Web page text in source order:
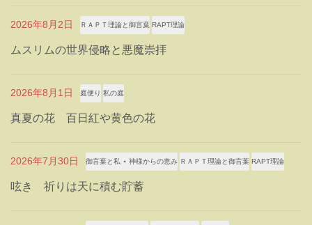
2026年8月2日 ＲＡＰＴ理論と御言葉 RAPT理論
ムスリムの世界侵略と悪魔崇拝
2026年8月1日 庭便り 私の庭
真夏の花 百日紅や黄色の花
2026年7月30日 御言葉と私 ⋆ 神様からの恵み ＲＡＰＴ理論と御言葉 RAPT理論
呟き 祈りは天に積む貯蓄